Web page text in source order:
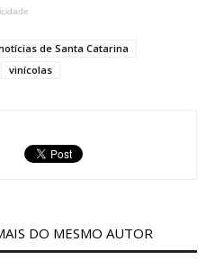
de Santa Catarina
vinícolas
DO MESMO AUTOR